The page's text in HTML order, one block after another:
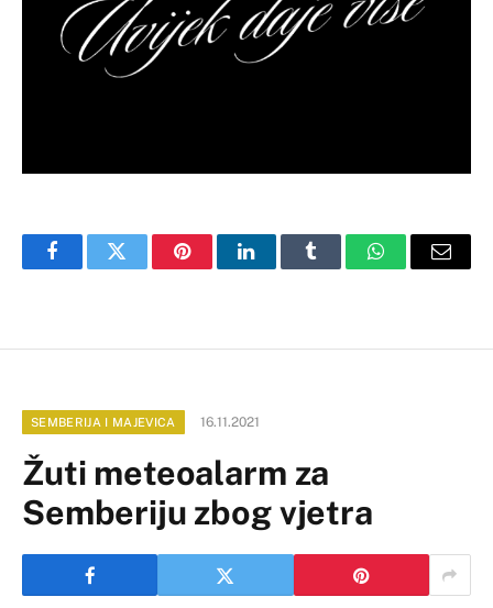
FacebookTwitter PinterestLinkedInTumblr WhatsAppEmail
SEMBERIJA I MAJEVICA 16.11.2021
Žuti meteoalarm za
Semberiju zbog vjetra